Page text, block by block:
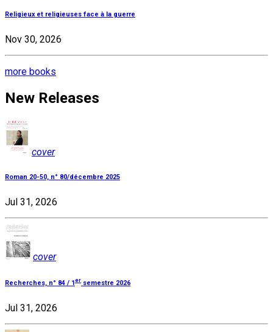
Religieux et religieuses face à la guerre
Nov 30, 2026
more books
New Releases
cover
Roman 20-50, n° 80/décembre 2025
Jul 31, 2026
cover
Recherches, n° 84 / 1 er semestre 2026
Jul 31, 2026